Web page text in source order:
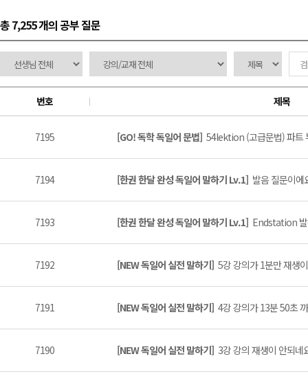
총 7,255 개의 공부 질문
번호 제목
7195 [GO! 독학 독일어 문법] 54lektion (고급문법) 파트
7194 [한권 한달 완성 독일어 말하기 Lv.1] 발음 질문이에
7193 [한권 한달 완성 독일어 말하기 Lv.1] Endstation
7192 [NEW 독일어 실전 말하기] 5강 강의가 1분만 재생
7191 [NEW 독일어 실전 말하기] 4강 강의가 13분 50초
7190 [NEW 독일어 실전 말하기] 3강 강의 재생이 안되네